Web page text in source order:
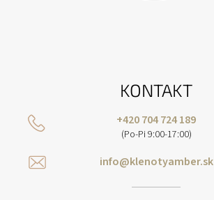
KONTAKT
+420 704 724 189
(Po-Pi 9:00-17:00)
info@klenotyamber.sk